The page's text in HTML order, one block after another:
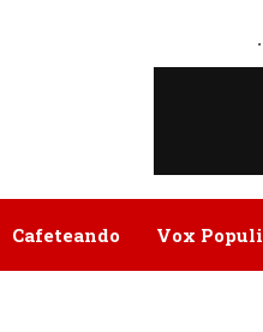
.
Cafeteando Vox Populi